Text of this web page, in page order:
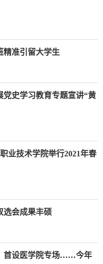
精准引留大学生
史学习教育专题宣讲“黄
业技术学院举行2021年春
选会成果丰硕
首设医学院专场……今年